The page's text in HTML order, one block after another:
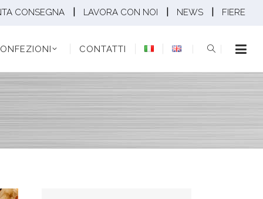
CONSEGNA LAVORA CON NOI NEWS FIERE
CONTATTI
CONTATTI